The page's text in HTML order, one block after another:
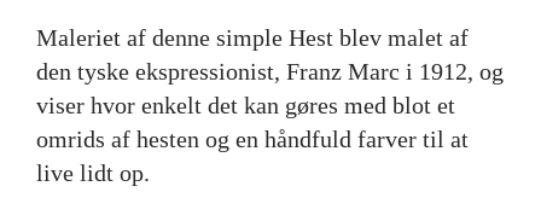
Maleriet af denne simple Hest blev malet af
den tyske ekspressionist, Franz Marc i 1912, og
viser hvor enkelt det kan gøres med blot et
omrids af hesten og en håndfuld farver til at
live lidt op.